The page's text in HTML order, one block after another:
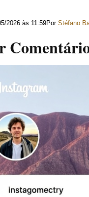
2026 às 11:59Por Stéfano